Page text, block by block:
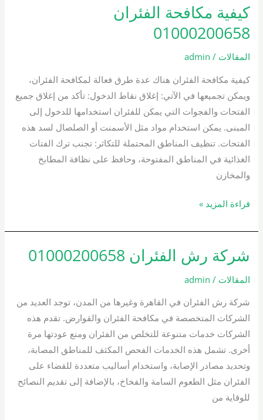
كيفية مكافحة الفئران
01000200658
المقالات /
admin
كيفية مكافحة الفئران هناك عدة طرق فعالة لمكافحة الفئران،
ويمكن تجميعها في الآتي: إغلاق نقاط الدخول: تأكد من إغلاق جميع
الفتحات والفجوات التي يمكن للفئران استخدامها للدخول إلى
المبنى. يمكن استخدام مواد مثل الأسمنت أو الصلصال لسد هذه
الفتحات. تنظيف المناطق المحتملة للتكاثر: تجنب ترك الفتات
الغذائية في المناطق المفتوحة، وحافظ على نظافة المطابخ
والمخازن
كيفية
مكافحة
الفئران
01000200658
قراءة المزيد »
شركة رش الفئران 01000200658
المقالات /
admin
شركة رش الفئران في القاهرة وغيرها من المدن، توجد العديد من
الشركات المتخصصة في مكافحة الفئران والقوارض. تقدم هذه
الشركات خدمات متنوعة للتخلص من الفئران ومنع عودتها مرة
أخرى. تشمل هذه الخدمات الفحص المكثف للمناطق المصابة،
وتحديد مصادر الإصابة، واستخدام أساليب متعددة للقضاء على
الفئران مثل الطعوم السامة والفخاخ، بالإضافة إلى تقديم النصائح
للوقاية من
شركة
الفئران
01000200658